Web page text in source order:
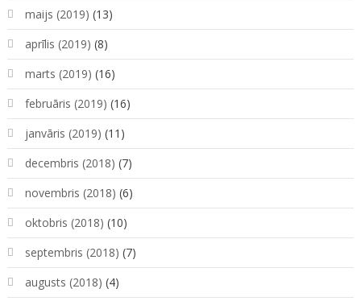
maijs (2019) (13)
aprīlis (2019) (8)
marts (2019) (16)
februāris (2019) (16)
janvāris (2019) (11)
decembris (2018) (7)
novembris (2018) (6)
oktobris (2018) (10)
septembris (2018) (7)
augusts (2018) (4)